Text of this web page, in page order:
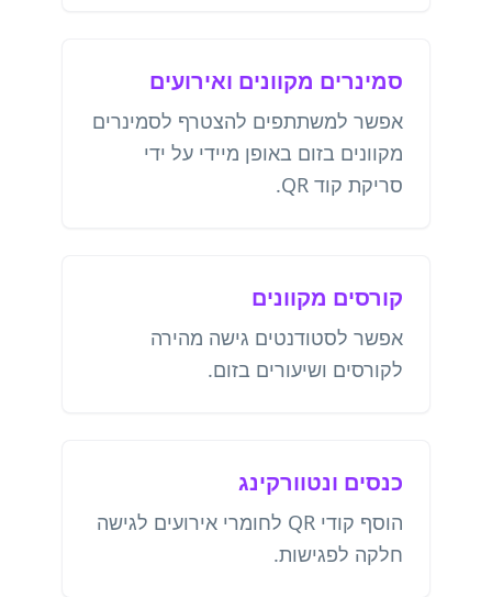
סמינרים מקוונים ואירועים
אפשר למשתתפים להצטרף לסמינרים
מקוונים בזום באופן מיידי על ידי
סריקת קוד QR.
קורסים מקוונים
אפשר לסטודנטים גישה מהירה
לקורסים ושיעורים בזום.
כנסים ונטוורקינג
הוסף קודי QR לחומרי אירועים לגישה
חלקה לפגישות.